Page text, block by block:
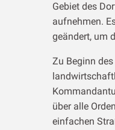
Gebiet des
aufnehmen.
geändert, um
Zu Beginn
über alle
einfachen